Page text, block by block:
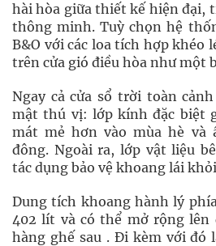
hài hòa giữa thiết kế hiện đại,
thông minh. Tuỳ chọn hệ
B&O với các loa tích hợp khéo
trên cửa gió điều hòa như một
Ngay cả cửa sổ trời toàn
mật thú vị: lớp kính đặc biệt
mát mẻ hơn vào mùa hè và
đông. Ngoài ra, lớp vật liệu
tác dụng bảo vệ khoang lái
Dung tích khoang hành lý
402 lít và có thể mở rộng lên
hàng ghế sau . Đi kèm với đó